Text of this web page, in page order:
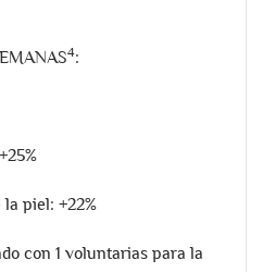
4:
piel: +22%
con 1 voluntarias para la